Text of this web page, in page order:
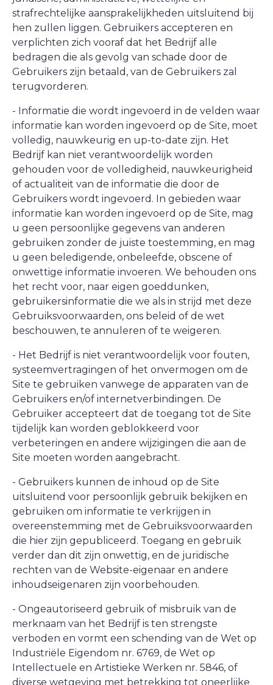
strafrechtelijke aansprakelijkheden uitsluitend bij
hen zullen liggen. Gebruikers accepteren en
verplichten zich vooraf dat het Bedrijf alle
bedragen die als gevolg van schade door de
Gebruikers zijn betaald, van de Gebruikers zal
terugvorderen.
- Informatie die wordt ingevoerd in de velden waar
informatie kan worden ingevoerd op de Site, moet
volledig, nauwkeurig en up-to-date zijn. Het
Bedrijf kan niet verantwoordelijk worden
gehouden voor de volledigheid, nauwkeurigheid
of actualiteit van de informatie die door de
Gebruikers wordt ingevoerd. In gebieden waar
informatie kan worden ingevoerd op de Site, mag
u geen persoonlijke gegevens van anderen
gebruiken zonder de juiste toestemming, en mag
u geen beledigende, onbeleefde, obscene of
onwettige informatie invoeren. We behouden ons
het recht voor, naar eigen goeddunken,
gebruikersinformatie die we als in strijd met deze
Gebruiksvoorwaarden, ons beleid of de wet
beschouwen, te annuleren of te weigeren.
- Het Bedrijf is niet verantwoordelijk voor fouten,
systeemvertragingen of het onvermogen om de
Site te gebruiken vanwege de apparaten van de
Gebruikers en/of internetverbindingen. De
Gebruiker accepteert dat de toegang tot de Site
tijdelijk kan worden geblokkeerd voor
verbeteringen en andere wijzigingen die aan de
Site moeten worden aangebracht.
- Gebruikers kunnen de inhoud op de Site
uitsluitend voor persoonlijk gebruik bekijken en
gebruiken om informatie te verkrijgen in
overeenstemming met de Gebruiksvoorwaarden
die hier zijn gepubliceerd. Toegang en gebruik
verder dan dit zijn onwettig, en de juridische
rechten van de Website-eigenaar en andere
inhoudseigenaren zijn voorbehouden.
- Ongeautoriseerd gebruik of misbruik van de
merknaam van het Bedrijf is ten strengste
verboden en vormt een schending van de Wet op
Industriële Eigendom nr. 6769, de Wet op
Intellectuele en Artistieke Werken nr. 5846, of
diverse wetgeving met betrekking tot oneerlijke